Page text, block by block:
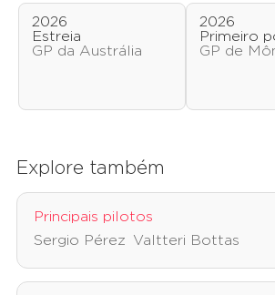
2026
Estreia
GP da Austrália
2026
Primeiro
GP de
Explore também
Principais pilotos
Sergio Pérez
Valtteri Bottas